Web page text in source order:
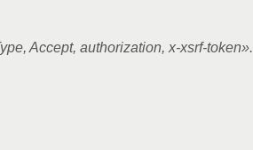
Accept, authorization, x-xsrf-token».